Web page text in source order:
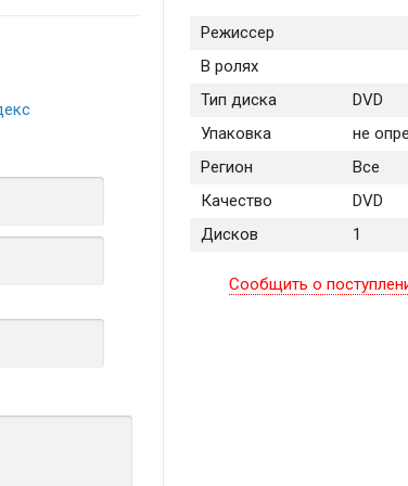
Режиссер
В ролях
Тип диска
DVD
Упаковка
не
Регион
Все
Качество
DVD
Дисков
1
Сообщить о